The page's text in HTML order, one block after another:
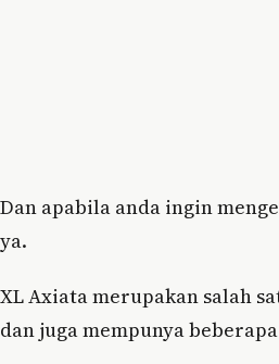
Dan apabila anda ingin
ya.
XL Axiata merupakan salah
dan juga mempunya